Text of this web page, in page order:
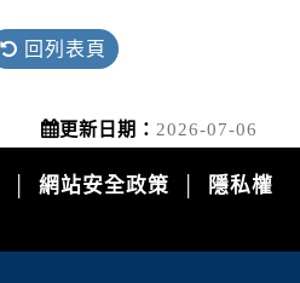
回列表頁
更新日期： 2026-07-06
網站安全政策
隱私權